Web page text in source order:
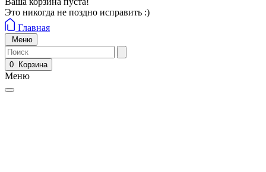
Это никогда не поздно исправить :)
Главная
Меню
0 Корзина
Меню